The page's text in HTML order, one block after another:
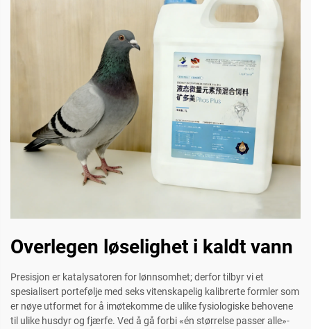
Overlegen løselighet i kaldt vann
Presisjon er katalysatoren for lønnsomhet; derfor tilbyr vi et
spesialisert portefølje med seks vitenskapelig kalibrerte formler som
er nøye utformet for å imøtekomme de ulike fysiologiske behovene
til ulike husdyr og fjærfe. Ved å gå forbi «én størrelse passer alle»-